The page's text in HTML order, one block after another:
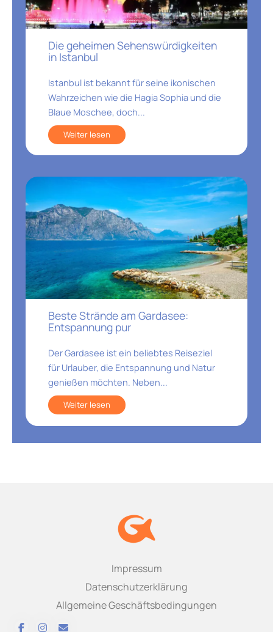
Die geheimen Sehenswürdigkeiten
in Istanbul
Istanbul ist bekannt für seine ikonischen
Wahrzeichen wie die Hagia Sophia und die
Blaue Moschee, doch...
Weiter lesen
Beste Strände am Gardasee:
Entspannung pur
Der Gardasee ist ein beliebtes Reiseziel
für Urlauber, die Entspannung und Natur
genießen möchten. Neben...
Weiter lesen
Impressum
Datenschutzerklärung
Allgemeine Geschäftsbedingungen